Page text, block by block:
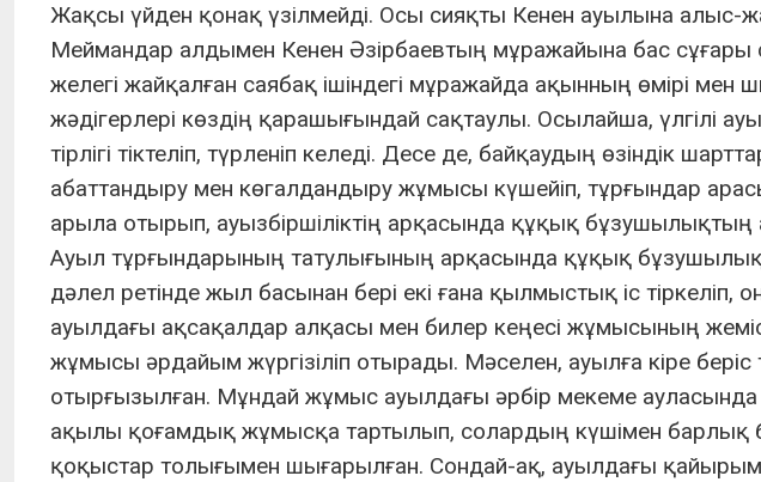
Жақсы үйден қонақ үзілмейді. Осы сияқты Кенен ауылына алыс-
Меймандар алдымен Кенен Әзірбаевтың мұражайына бас сұғары
желегі жайқалған саябақ ішіндегі мұражайда ақынның өмірі
жәдігерлері көздің қарашығындай сақтаулы. Осылайша, үлгілі
тірлігі тіктеліп, түрленіп келеді. Десе де, байқаудың өзіндік
абаттандыру мен көгалдандыру жұмысы күшейіп, тұрғындар
арыла отырып, ауызбіршіліктің арқасында құқық бұзушылықтың
Ауыл тұрғындарының татулығының арқасында құқық бұзушылық
дәлел ретінде жыл басынан бері екі ғана қылмыстық іс тіркеліп,
ауылдағы ақсақалдар алқасы мен билер кеңесі жұмысының
жұмысы әрдайым жүргізіліп отырады. Мәселен, ауылға кіре беріс
отырғызылған. Мұндай жұмыс ауылдағы әрбір мекеме ауласында
ақылы қоғамдық жұмысқа тартылып, солардың күшімен барлық
қоқыстар толығымен шығарылған. Сондай-ақ, ауылдағы